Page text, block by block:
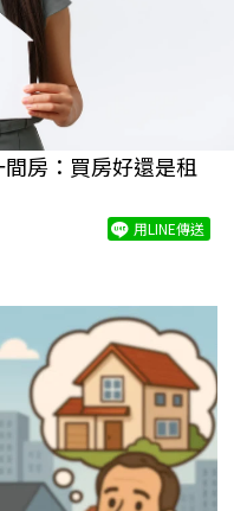
房：買房好還是租
用LINE傳送